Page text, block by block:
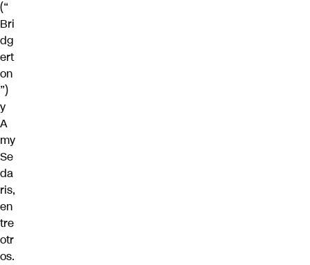
(“
Bri
dg
ert
on
”)
y
A
my
Se
da
ris,
en
tre
otr
os.